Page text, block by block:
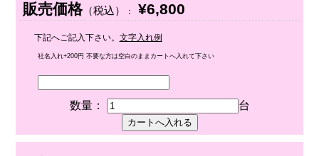
販売価格（税込） ： ¥6,800
下記へご記入下さい。 文字入れ例
社名入れ+200円 不要な方は空白のままカートへ入れて下さい
数量： 台